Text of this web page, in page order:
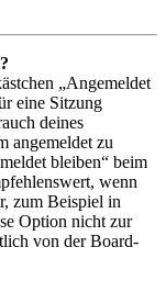
„Angemeldet
eine Sitzung
deines
angemeldet zu
bleiben“ beim
wenn
zum Beispiel in
Option nicht zur
von der Board-